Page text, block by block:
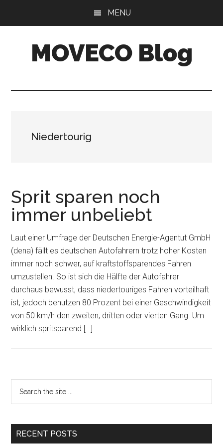
MENU
MOVECO Blog
Niedertourig
Sprit sparen noch
immer unbeliebt
Laut einer Umfrage der Deutschen Energie-Agentut GmbH
(dena) fällt es deutschen Autofahrern trotz hoher Kosten
immer noch schwer, auf kraftstoffsparendes Fahren
umzustellen. So ist sich die Hälfte der Autofahrer
durchaus bewusst, dass niedertouriges Fahren vorteilhaft
ist, jedoch benutzen 80 Prozent bei einer Geschwindigkeit
von 50 km/h den zweiten, dritten oder vierten Gang. Um
wirklich spritsparend […]
Primary
Sidebar
...
RECENT POSTS